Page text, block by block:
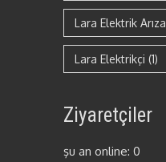
Lara Elektrik Arıza
Lara Elektrikçi (1)
Ziyaretçiler
şu an online: 0